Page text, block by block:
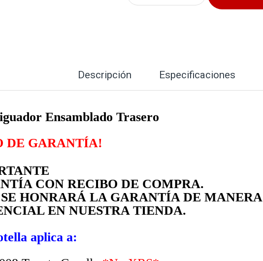
Descripción Especificaciones
Ensamblado Trasero
DE GARANTÍA!
CON RECIBO DE COMPRA.
HONRARÁ LA GARANTÍA DE MANERA
EN NUESTRA TIENDA.
aplica a: